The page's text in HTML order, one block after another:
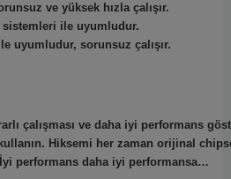
ve yüksek hızla çalışır.
ile uyumludur.
uyumludur, sorunsuz çalışır.
çalışması ve daha iyi performans
Hiksemi her zaman orijinal
performans daha iyi performansa…